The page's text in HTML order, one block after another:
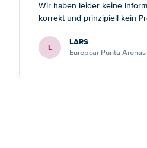
Wir haben leider keine
korrekt und prinzipiell kein
L LARS
Europcar Punta